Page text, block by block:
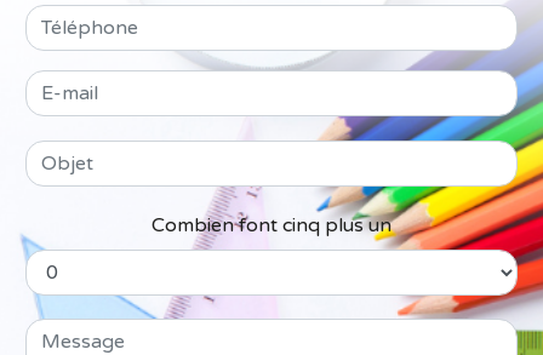
Combien font cinq plus un